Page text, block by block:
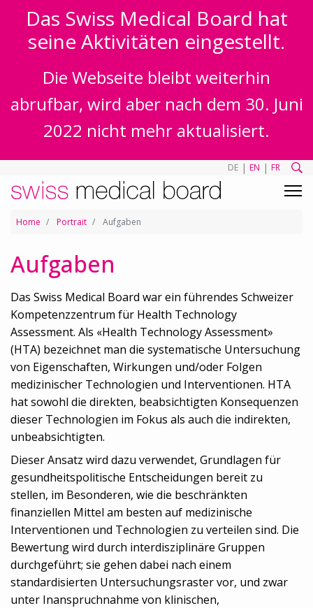
Das Swiss Medical Board hat
seine Aktivitäten eingestellt.
Die Webseite bleibt weiterhin
abrufbar, wird aber nach dem 30. Juni
2022 nicht mehr aktualisiert.
DE | EN | FR
Home Portrait Aufgaben
Aufgaben
Das Swiss Medical Board war ein führendes Schweizer
Kompetenzzentrum für Health Technology
Assessment. Als «Health Technology Assessment»
(HTA) bezeichnet man die systematische Untersuchung
von Eigenschaften, Wirkungen und/oder Folgen
medizinischer Technologien und Interventionen. HTA
hat sowohl die direkten, beabsichtigten Konsequenzen
dieser Technologien im Fokus als auch die indirekten,
unbeabsichtigten.
Dieser Ansatz wird dazu verwendet, Grundlagen für
gesundheitspolitische Entscheidungen bereit zu
stellen, im Besonderen, wie die beschränkten
finanziellen Mittel am besten auf medizinische
Interventionen und Technologien zu verteilen sind. Die
Bewertung wird durch interdisziplinäre Gruppen
durchgeführt; sie gehen dabei nach einem
standardisierten Untersuchungsraster vor, und zwar
unter Inanspruchnahme von klinischen,